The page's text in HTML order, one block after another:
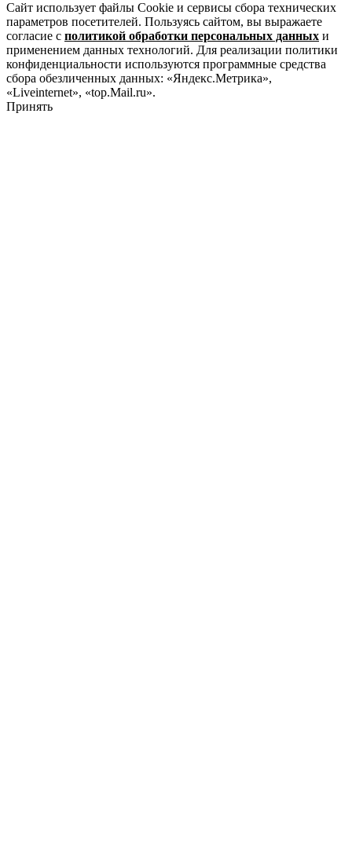
Сайт использует файлы Cookie и сервисы сбора технических
параметров посетителей. Пользуясь сайтом, вы выражаете
согласие с политикой обработки персональных данных и
применением данных технологий. Для реализации политики
конфиденциальности используются программные средства
сбора обезличенных данных: «Яндекс.Метрика»,
«Liveinternet», «top.Mail.ru».
Принять